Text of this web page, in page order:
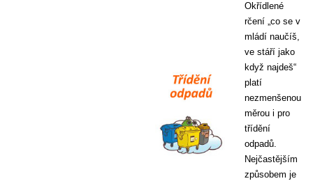
Okřídlené
rčení „co se v
mládí naučíš,
ve stáří jako
když najdeš“
platí
nezmenšenou
měrou i pro
třídění
odpadů.
Nejčastějším
způsobem je